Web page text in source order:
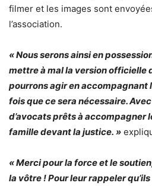
filmer et les images sont
l’association.
« Nous serons ainsi en
mettre à mal la version officielle
pourrons agir en accompagnant
fois que ce sera nécessaire.
d’avocats prêts à accompagner
famille devant la justice. »
« Merci pour la force et le
la vôtre ! Pour leur rappeler